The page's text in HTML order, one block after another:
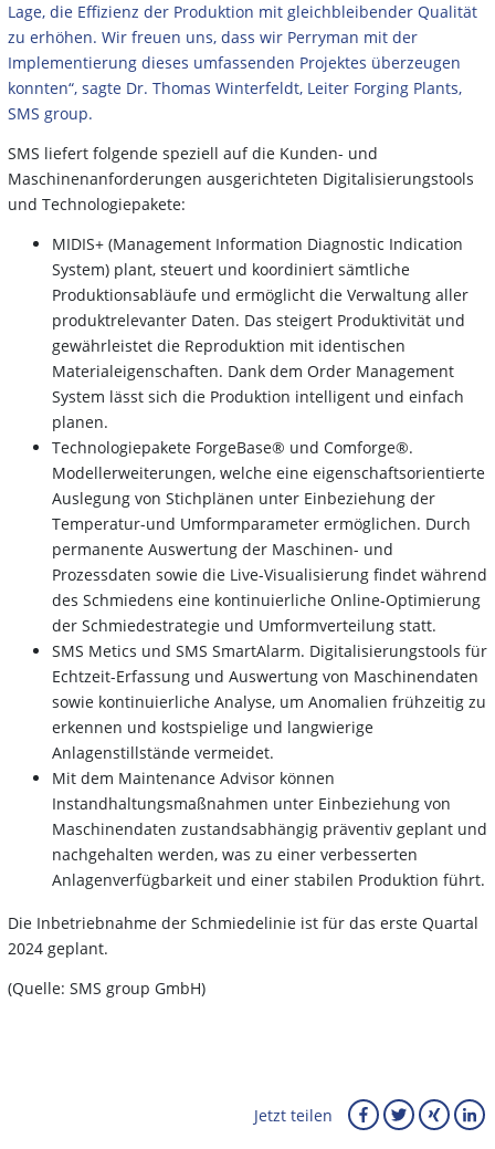
Lage, die Effizienz der Produktion mit gleichbleibender Qualität
zu erhöhen. Wir freuen uns, dass wir Perryman mit der
Implementierung dieses umfassenden Projektes überzeugen
konnten“, sagte Dr. Thomas Winterfeldt, Leiter Forging Plants,
SMS group.
SMS liefert folgende speziell auf die Kunden- und
Maschinenanforderungen ausgerichteten Digitalisierungstools
und Technologiepakete:
MIDIS+ (Management Information Diagnostic Indication
System) plant, steuert und koordiniert sämtliche
Produktionsabläufe und ermöglicht die Verwaltung aller
produktrelevanter Daten. Das steigert Produktivität und
gewährleistet die Reproduktion mit identischen
Materialeigenschaften. Dank dem Order Management
System lässt sich die Produktion intelligent und einfach
planen.
Technologiepakete ForgeBase® und Comforge®.
Modellerweiterungen, welche eine eigenschaftsorientierte
Auslegung von Stichplänen unter Einbeziehung der
Temperatur-und Umformparameter ermöglichen. Durch
permanente Auswertung der Maschinen- und
Prozessdaten sowie die Live-Visualisierung findet während
des Schmiedens eine kontinuierliche Online-Optimierung
der Schmiedestrategie und Umformverteilung statt.
SMS Metics und SMS SmartAlarm. Digitalisierungstools für
Echtzeit-Erfassung und Auswertung von Maschinendaten
sowie kontinuierliche Analyse, um Anomalien frühzeitig zu
erkennen und kostspielige und langwierige
Anlagenstillstände vermeidet.
Mit dem Maintenance Advisor können
Instandhaltungsmaßnahmen unter Einbeziehung von
Maschinendaten zustandsabhängig präventiv geplant und
nachgehalten werden, was zu einer verbesserten
Anlagenverfügbarkeit und einer stabilen Produktion führt.
Die Inbetriebnahme der Schmiedelinie ist für das erste Quartal
2024 geplant.
(Quelle: SMS group GmbH)
Jetzt teilen